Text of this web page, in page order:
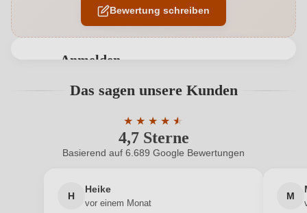
Geographische Angabe Trentino DOC
38050 Castelnuovo Valsugana, Italien
Bewertung schreiben
Anmelden
Benutzern abgegeben werden. Bitte loggen Sie sich
Neuer Kunde? Neuer Kunde?
Ihre E-Mail-Adresse
Das sagen unsere Kunden
4,7 Sterne
★ ★ ★ ★ ★
★
Durchschnittliche Bewertung von 4.7
Basierend auf 6.689 Google Bewertungen
H
Heike
vor einem Monat
M